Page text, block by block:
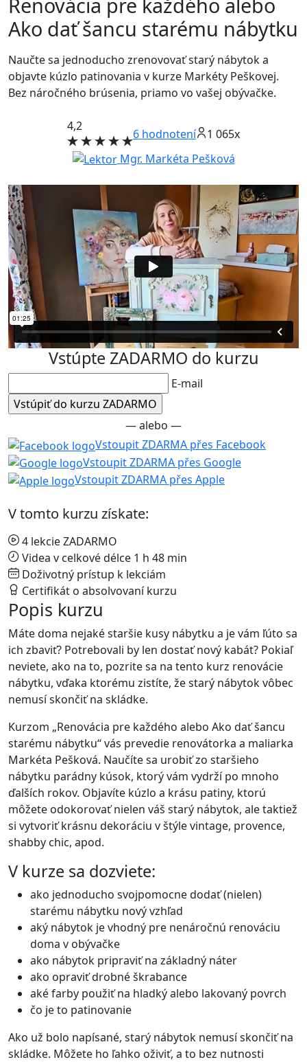
Ako dať šancu starému nábytku
Naučte sa jednoducho zrenovovať starý nábytok a
objavte kúzlo patinovania v kurze Markéty Peškovej.
Bez náročného brúsenia, priamo vo vašej obývačke.
4,2
6 hodnotení
1 065x
Mgr. Markéta Pešková
Vstúpte ZADARMO do kurzu
E-mail
— alebo —
Vstoupit ZDARMA přes Facebook
Vstoupit ZDARMA přes Google
Vstoupit ZDARMA přes Apple
V tomto kurzu získate:
4 lekcie ZADARMO
Videa v celkové délce 1 h 48 min
Doživotný prístup k lekciám
Certifikát o absolvovaní kurzu
Popis kurzu
Máte doma nejaké staršie kusy nábytku a je vám ľúto sa
ich zbaviť? Potrebovali by len dostať nový kabát? Pokiaľ
neviete, ako na to, pozrite sa na tento kurz renovácie
nábytku, vďaka ktorému zistíte, že starý nábytok vôbec
nemusí skončiť na skládke.
Kurzom „Renovácia pre každého alebo Ako dať šancu
starému nábytku“ vás prevedie renovátorka a maliarka
Markéta Pešková. Naučíte sa urobiť zo staršieho
nábytku parádny kúsok, ktorý vám vydrží po mnoho
ďalších rokov. Objavíte kúzlo a krásu patiny, ktorú
môžete odokorovať nielen váš starý nábytok, ale taktiež
si vytvoriť krásnu dekoráciu v štýle vintage, provence,
shabby chic, apod.
V kurze sa dozviete:
ako jednoducho svojpomocne dodať (nielen)
starému nábytku nový vzhľad
aký nábytok je vhodný pre nenáročnú renováciu
doma v obývačke
ako nábytok pripraviť na základný náter
ako opraviť drobné škrabance
aké farby použiť na hladký alebo lakovaný povrch
čo je to patinovanie
Ako už bolo napísané, starý nábytok nemusí skončiť na
skládke. Môžete ho ľahko oživiť, a to bez nutnosti